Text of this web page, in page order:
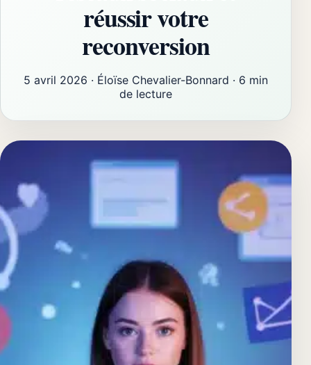
réussir votre
reconversion
5 avril 2026 · Éloïse Chevalier-Bonnard · 6 min
de lecture